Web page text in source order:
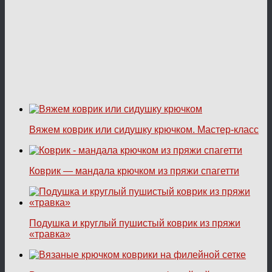
Вяжем коврик или сидушку крючком. Мастер-класс
Коврик — мандала крючком из пряжи спагетти
Подушка и круглый пушистый коврик из пряжи
«травка»